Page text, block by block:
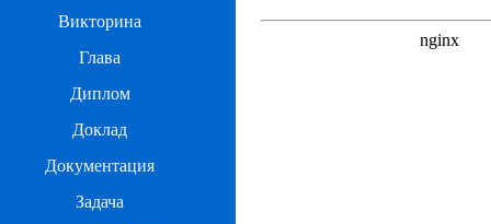
Викторина
Глава
Диплом
Доклад
Документация
Задача